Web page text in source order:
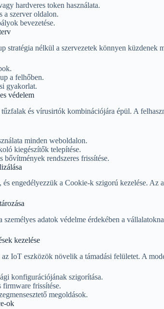
hardveres token használata.
a szerver oldalon.
bevezetése.
stratégia nélkül a szervezetek könnyen küzdenek
a felhőben.
gyakorlat.
védelem
és vírusirtók kombinációjára épül. A
minden weboldalon.
kiegészítők telepítése.
bővítmények rendszeres frissítése.
engedélyezzük a Cookie-k szigorú kezelése. Az
személyes adatok védelme érdekében a
kezelése
IoT eszközök növelik a támadási felületet. A
konfigurációjának szigorítása.
firmware frissítése.
megoldások.
ok